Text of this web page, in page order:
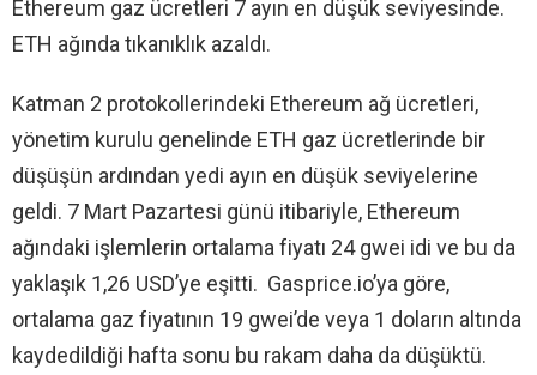
Ethereum gaz ücretleri 7 ayın en düşük seviyesinde.
ETH ağında tıkanıklık azaldı.
Katman 2 protokollerindeki Ethereum ağ ücretleri,
yönetim kurulu genelinde ETH gaz ücretlerinde bir
düşüşün ardından yedi ayın en düşük seviyelerine
geldi. 7 Mart Pazartesi günü itibariyle, Ethereum
ağındaki işlemlerin ortalama fiyatı 24 gwei idi ve bu da
yaklaşık 1,26 USD’ye eşitti. Gasprice.io’ya göre,
ortalama gaz fiyatının 19 gwei’de veya 1 doların altında
kaydedildiği hafta sonu bu rakam daha da düşüktü.